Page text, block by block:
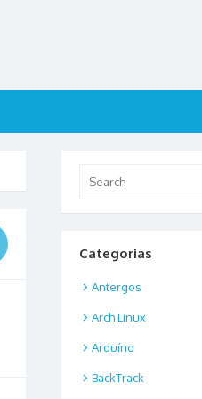
for:
Categorias
Antergos
Arch Linux
Arduíno
BackTrack